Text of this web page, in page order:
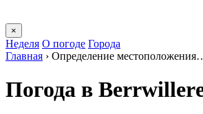
×
Неделя О погоде Города
Главная › Определение
Погода в